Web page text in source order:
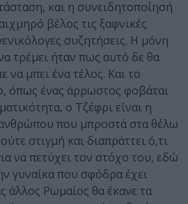
και η συνειδητοποίησή
βέλος τις ξαφνικές
συζητήσεις. Η μόνη
τρέμει ήταν πως αυτό δε θα
να μπει ένα τέλος. Και το
όπως ένας άρρωστος φοβάται
ο Τζέφρι είναι η
που μπροστά στα θέλω
στιγμή και διαπράττει ό,τι
να πετύχει τον στόχο του, εδώ
γυναίκα που σφόδρα έχει
άλλος Ρωμαίος θα έκανε τα